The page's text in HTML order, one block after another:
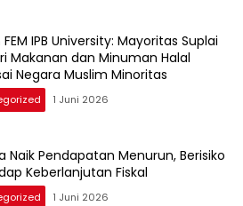
IPB University: Mayoritas Suplai
Makanan dan Minuman Halal
Negara Muslim Minoritas
1 Juni 2026
Naik Pendapatan Menurun, Berisiko
Keberlanjutan Fiskal
1 Juni 2026